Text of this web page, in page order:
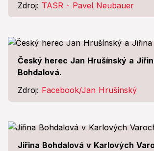
Zdroj: TASR - Pavel Neubauer
Český herec Jan Hrušínský a
Bohdalová.
Zdroj: Facebook/Jan Hrušínský
Jiřina Bohdalová v Karlových